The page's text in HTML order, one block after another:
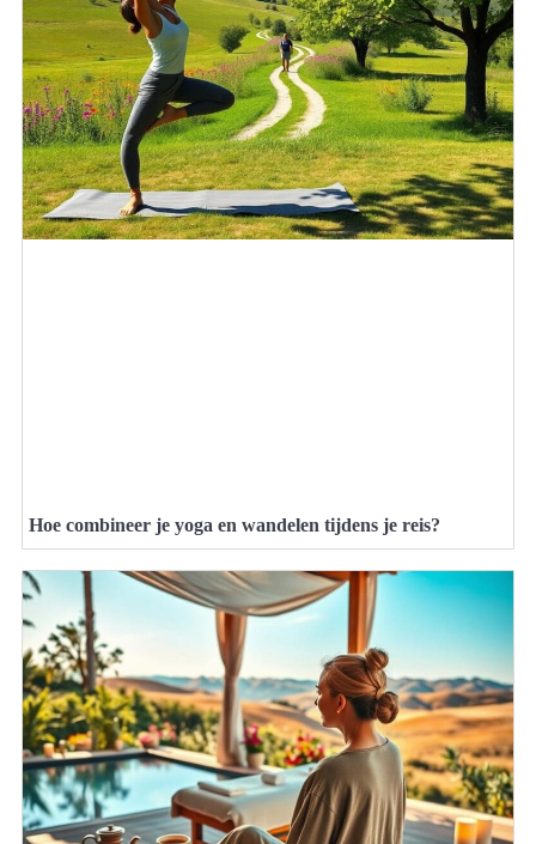
Hoe combineer je yoga en wandelen tijdens je reis?